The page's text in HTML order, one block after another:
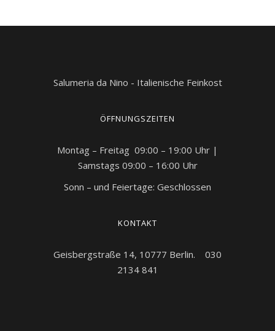
Salumeria da Nino - Italienische Feinkost
ÖFFNUNGSZEITEN
Montag – Freitag 09:00 – 19:00 Uhr |
Samstags 09:00 – 16:00 Uhr
Sonn – und Feiertage: Geschlossen
KONTAKT
Geisbergstraße 14, 10777 Berlin. 030
2134 841